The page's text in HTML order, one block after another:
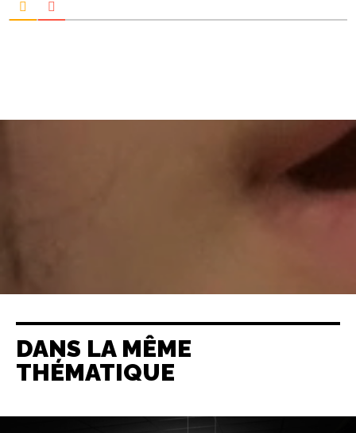
DANS LA MÊME
THÉMATIQUE